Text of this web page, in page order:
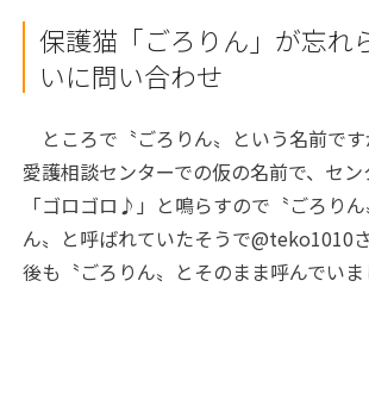
保護猫「ごろりん」が忘
いに問い合わせ
ところで〝ごろりん〟という名前で
愛護相談センターでの仮の名前で、セ
「ゴロゴロ♪」と鳴らすので〝ごろり
ん〟と呼ばれていたそうで@teko1010
後も〝ごろりん〟とそのまま呼んでいま